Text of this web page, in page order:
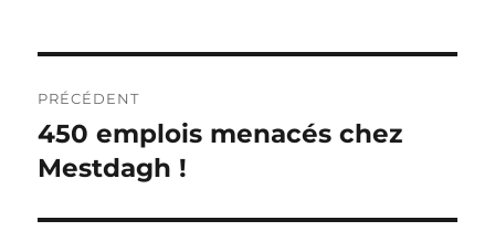
de
l’article
PRÉCÉDENT
Publication
précédente :
450 emplois menacés chez
Mestdagh !